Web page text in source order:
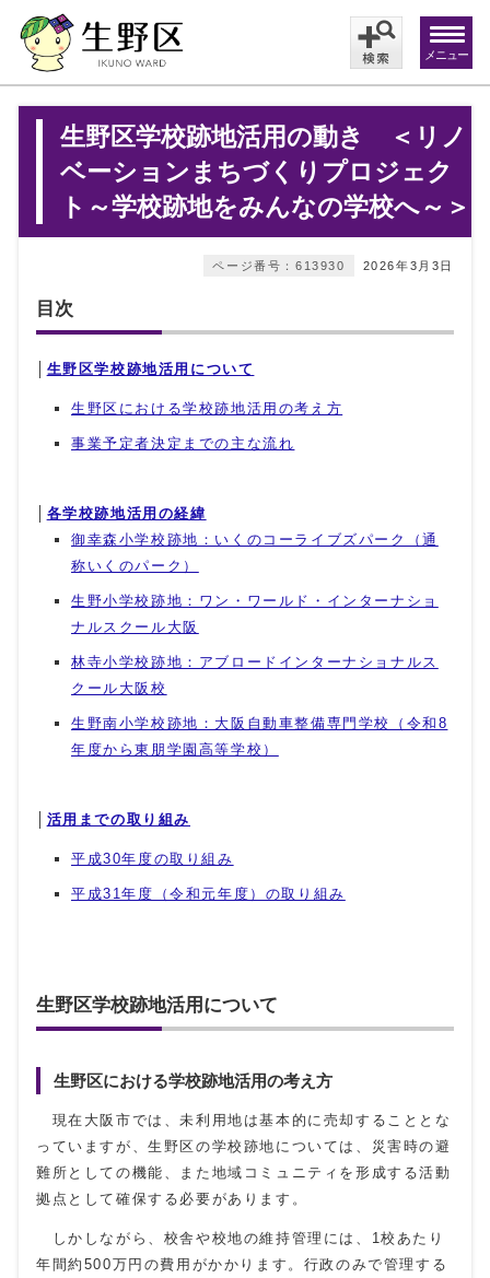
メニュー
生野区学校跡地活用の動き ＜リノ
ベーションまちづくりプロジェク
ト～学校跡地をみんなの学校へ～＞
2026年3月3日
ページ番号：613930
目次
生野区学校跡地活用について
生野区における学校跡地活用の考え方
事業予定者決定までの主な流れ
各学校跡地活用の経緯
御幸森小学校跡地：いくのコーライブズパーク（通
称いくのパーク）
生野小学校跡地：ワン・ワールド・インターナショ
ナルスクール大阪
林寺小学校跡地：アブロードインターナショナルス
クール大阪校
生野南小学校跡地：大阪自動車整備専門学校（令和8
年度から東朋学園高等学校）
活用までの取り組み
平成30年度の取り組み
平成31年度（令和元年度）の取り組み
生野区学校跡地活用について
生野区における学校跡地活用の考え方
現在大阪市では、未利用地は基本的に売却することとな
っていますが、生野区の学校跡地については、災害時の避
難所としての機能、また地域コミュニティを形成する活動
拠点として確保する必要があります。
しかしながら、校舎や校地の維持管理には、1校あたり
年間約500万円の費用がかかります。行政のみで管理する